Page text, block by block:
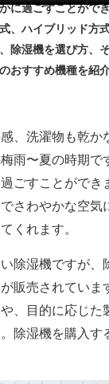
生活用品
美容・コ
トレンド
て選べる
に過ごすことがで
、ハイブリッド方
除湿機を選び方、
おすすめ機種を紹介
、洗濯物も乾か
雨〜夏の時期で
ごすことができ
さわやかな空気
くれます。
除湿機ですが、
販売されていま
、目的に応じた
除湿機を購入す